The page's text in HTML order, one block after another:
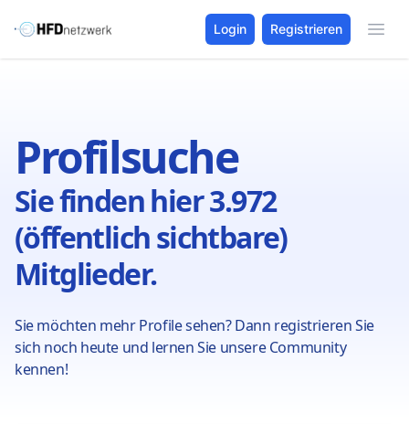
Login Registrieren
Profilsuche
Sie finden hier 3.972
(öffentlich sichtbare)
Mitglieder.
Sie möchten mehr Profile sehen? Dann registrieren Sie
sich noch heute und lernen Sie unsere Community
kennen!